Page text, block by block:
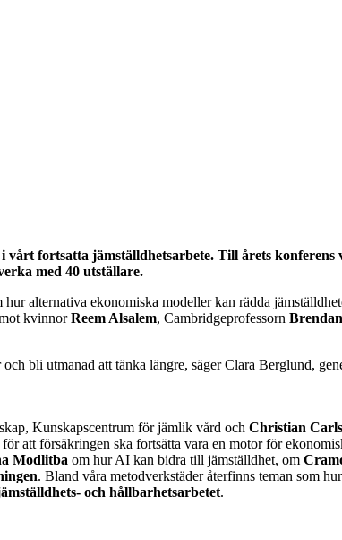
fortsatta jämställdhetsarbete. Till årets konferens
med 40 utställare.
alternativa ekonomiska modeller kan rädda
kvinnorReem Alsalem, Cambridgeprofessorn
bli utmanad att tänka längre, säger Clara Berglund,
Kunskapscentrum för jämlik vård och Christian
att försäkringen ska fortsätta vara en motor för
Modlitba om hur AI kan bidra till jämställdhet, om
. Bland våra metodverkstäder återfinns teman som
och hållbarhetsarbetet.